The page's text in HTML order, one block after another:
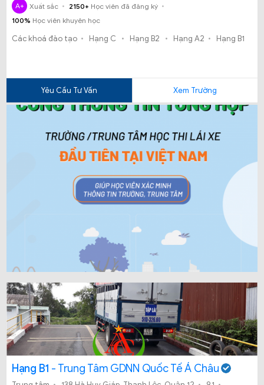
A+ Xuất sắc 2150+ Học viên đã đăng ký
100% Học viên khuyên học
Các khoá đào tạo Hạng C Hạng B2 Hạng A2 Hạng B1
Yêu Cầu Tư Vấn Xem Trường
Hạng B1 - Trung Tâm GDNN Quốc Tế Á Châu